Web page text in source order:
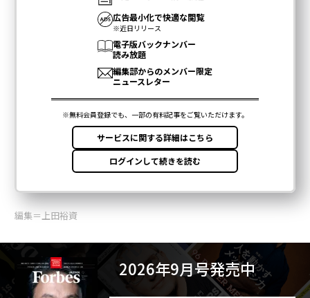
編集＝上田裕資
2026年9月号発売中